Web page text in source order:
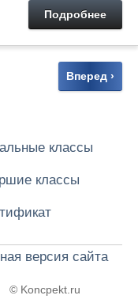
Подробнее
Вперед ›
классы
классы
версия сайта
© Koncpekt.ru